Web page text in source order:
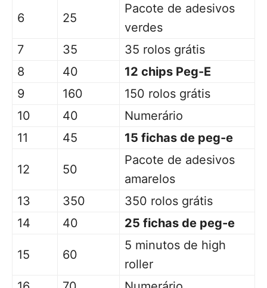
6 25
Pacote de adesivos
verdes
7
35
35 rolos grátis
8
40
12 chips Peg-E
9
160
150 rolos grátis
10
40
Numerário
11
45 15 fichas de peg-e
12 50
Pacote de adesivos
amarelos
13
350
350 rolos grátis
14
40 25 fichas de peg-e
15 60
5 minutos de high
roller